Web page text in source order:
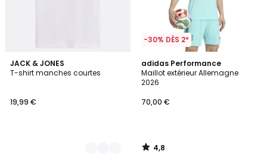
JACK & JONES
T-shirt manches courtes
19,99 €
3
Couleurs
-30% DÈS 2*
adidas Performance
Maillot extérieur Allemagne
2026
70,00 €
4,8
/ 5
4,8
/